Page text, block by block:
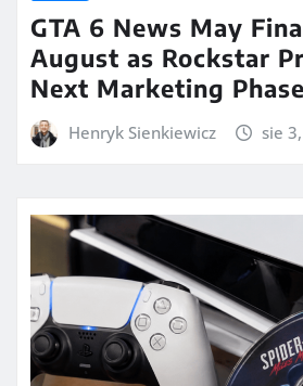
GTA 6 News May
August as Rockstar
Next Marketing Phase
Henryk Sienkiewicz sie